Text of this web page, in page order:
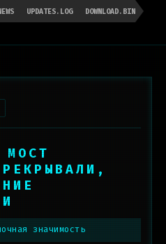
UPDATES.LOG DOWNLOAD.BIN
МОСТ
значимость